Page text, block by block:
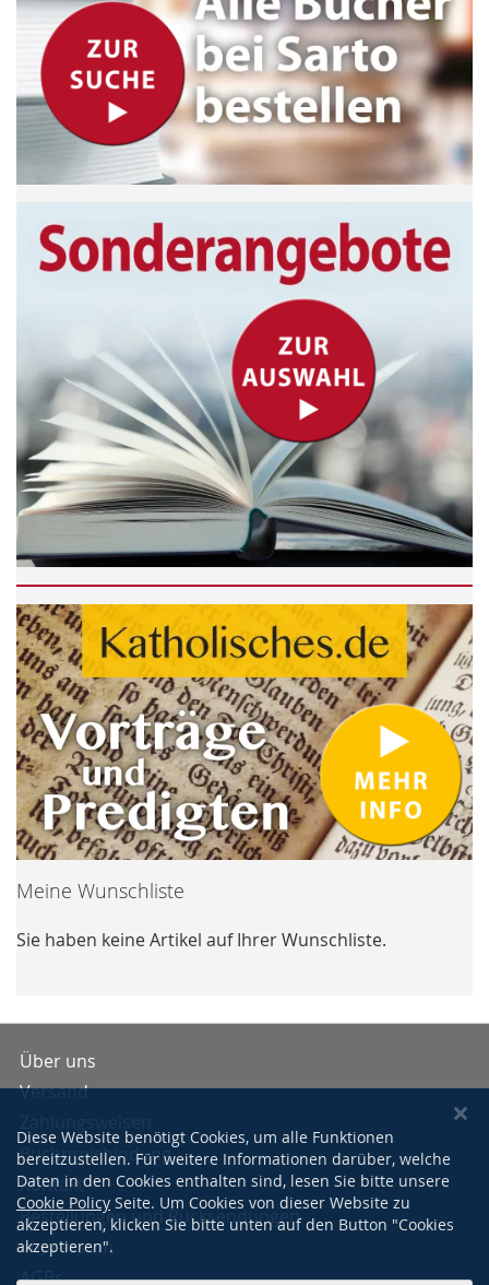
Meine Wunschliste
Sie haben keine Artikel auf Ihrer Wunschliste.
Über uns
Versand
Buchpreisbindung
Kontakt
Bestellungen und Rücksendungen
Impressum
AGBs
Diese Website benötigt Cookies, um alle Funktionen
bereitzustellen. Für weitere Informationen darüber, welche
Daten in den Cookies enthalten sind, lesen Sie bitte unsere
Cookie Policy Seite. Um Cookies von dieser Website zu
akzeptieren, klicken Sie bitte unten auf den Button "Cookies
akzeptieren".